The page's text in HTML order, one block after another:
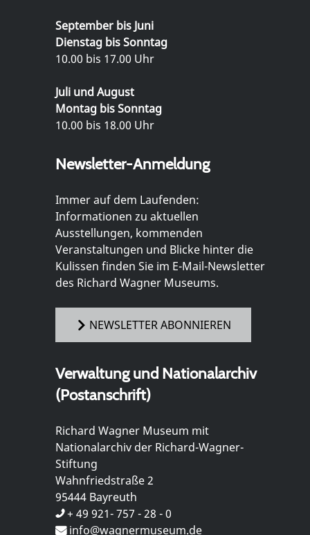
September bis Juni
Dienstag bis Sonntag
10.00 bis 17.00 Uhr
Juli und August
Montag bis Sonntag
10.00 bis 18.00 Uhr
Newsletter-Anmeldung
Immer auf dem Laufenden:
Informationen zu aktuellen
Ausstellungen, kommenden
Veranstaltungen und Blicke hinter die
Kulissen finden Sie im E-Mail-Newsletter
des Richard Wagner Museums.
NEWSLETTER ABONNIEREN
Verwaltung und Nationalarchiv
(Postanschrift)
Richard Wagner Museum mit
Nationalarchiv der Richard-Wagner-
Stiftung
Wahnfriedstraße 2
95444 Bayreuth
+ 49 921- 757 - 28 - 0
info@wagnermuseum.de